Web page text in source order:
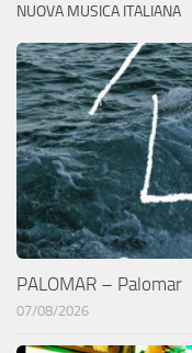
NUOVA MUSICA ITALIANA
PALOMAR – Palomar
07/08/2026